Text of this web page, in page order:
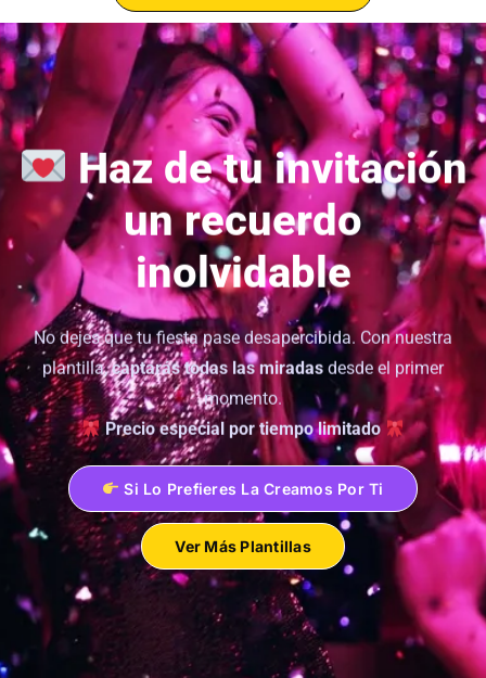
Haz de tu invitación
un recuerdo
inolvidable
No dejes que tu fiesta pase desapercibida. Con nuestra
plantilla,captarás todas las miradas desde el primer
momento.
Precio especial por tiempo limitado
Si Lo Prefieres La Creamos Por Ti
Ver Más Plantillas